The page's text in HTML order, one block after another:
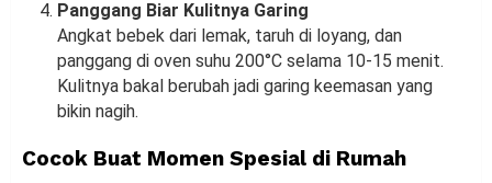
Panggang Biar Kulitnya Garing
Angkat bebek dari lemak, taruh di loyang, dan
panggang di oven suhu 200°C selama 10-15 menit.
Kulitnya bakal berubah jadi garing keemasan yang
bikin nagih.
Cocok Buat Momen Spesial di Rumah